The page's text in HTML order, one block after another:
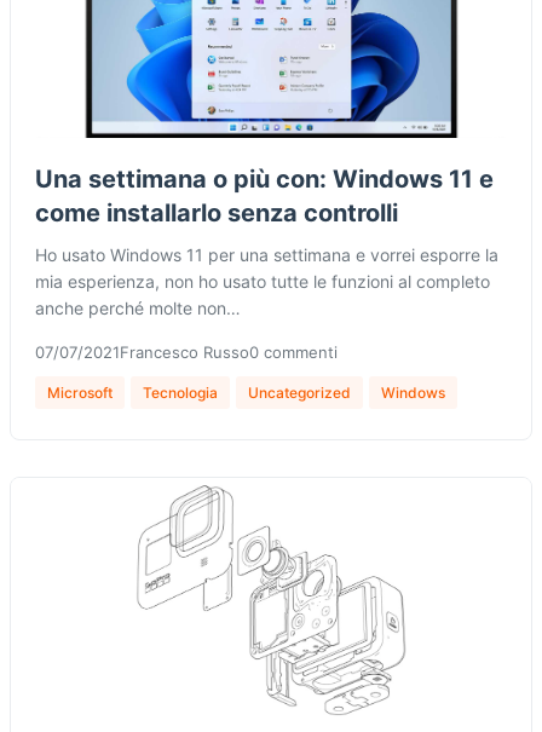
Una settimana o più con: Windows 11 e
come installarlo senza controlli
Ho usato Windows 11 per una settimana e vorrei esporre la
mia esperienza, non ho usato tutte le funzioni al completo
anche perché molte non…
07/07/2021Francesco Russo0 commenti
Microsoft Tecnologia Uncategorized Windows